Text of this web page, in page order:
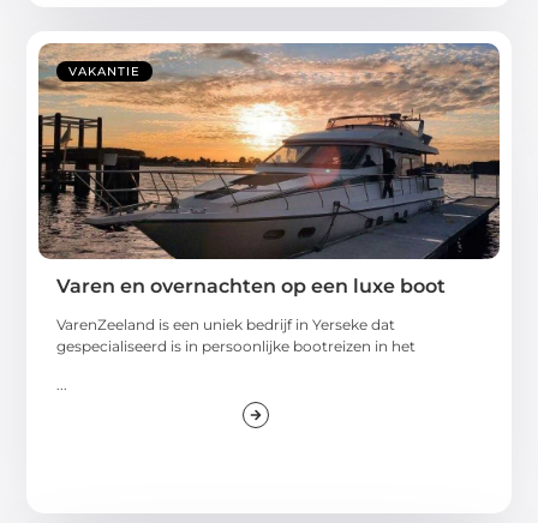
VAKANTIE
Varen en overnachten op een luxe boot
VarenZeeland is een uniek bedrijf in Yerseke dat
gespecialiseerd is in persoonlijke bootreizen in het
...